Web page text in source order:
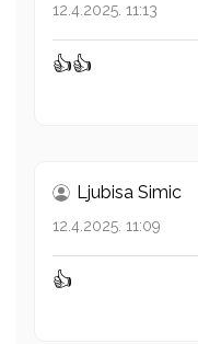
12.4.2025. 11:13
👍👍
Ljubisa Simic
12.4.2025. 11:09
👍